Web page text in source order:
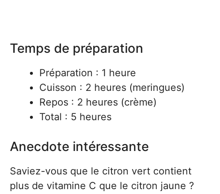
Temps de préparation
Préparation : 1 heure
Cuisson : 2 heures (meringues)
Repos : 2 heures (crème)
Total : 5 heures
Anecdote intéressante
Saviez-vous que le citron vert contient
plus de vitamine C que le citron jaune ?